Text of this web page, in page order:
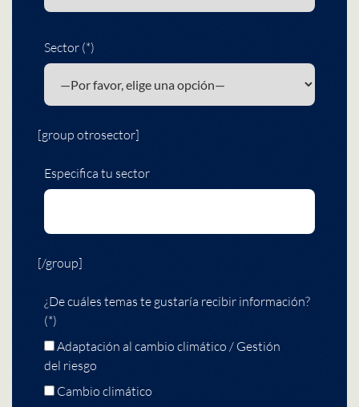
Sector (*)
[group otrosector]
Especifica tu sector
[/group]
¿De cuáles temas te gustaría recibir información?
(*)
Adaptación al cambio climático / Gestión
del riesgo
Cambio climático